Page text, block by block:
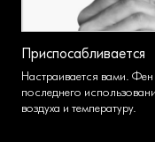
Приспосабливается
Настраивается вами.
последнего
воздуха и температуру.